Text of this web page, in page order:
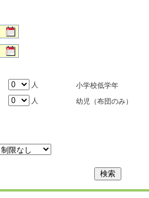
人 小学校低学年
人 幼児（布団のみ）